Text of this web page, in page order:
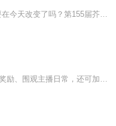
我一直在模仿着他们，只为努力扮演大众心目中的人。持续了十八年的便利店人生，就要在今天改变了吗？第155届芥川奖获奖作品！引起日本社会集体沉思的话题之作！【内容简介】本书是一本自省式的现实主义小说，主要讲三十六岁的单身女性古仓惠子，大学毕业以...
福利专享订阅专辑即可参加红包、月卡活动哦~活动多多，不容错过！（加主播微信领取奖励、围观主播日常，还可加入粉丝群解锁更多福利详情哦）1、专辑评论有奖：订阅专辑+五星满分好评，每月月底抽取5名听友送VIP月卡，专辑完结前持续有效。2、互动有奖：专...